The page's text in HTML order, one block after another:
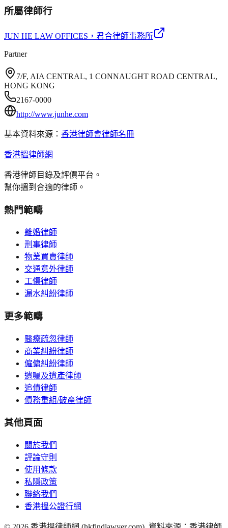
所屬律師行
JUN HE LAW OFFICES ，君合律師事務所
Partner
7/F, AIA CENTRAL, 1 CONNAUGHT ROAD CENTRAL,
HONG KONG
2167-0000
http://www.junhe.com
基本資料來源： 香港律師會律師名冊
香港搵律師網
香港律師目錄及評價平台。
幫你搵到合適的律師。
熱門範疇
離婚律師
刑事律師
物業買賣律師
交通意外律師
工傷律師
漏水糾紛律師
更多範疇
醫療疏忽律師
商業糾紛律師
僱傭糾紛律師
遺囑及遺產律師
追債律師
債務重組/破產律師
其他頁面
關於我們
評論守則
使用條款
私隱政策
聯絡我們
香港搵公證行網